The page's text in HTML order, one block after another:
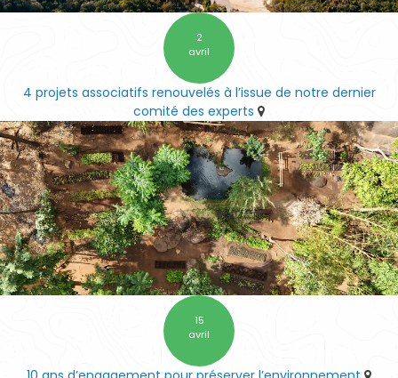
2
avril
4 projets associatifs renouvelés à l’issue de notre dernier
comité des experts
15
avril